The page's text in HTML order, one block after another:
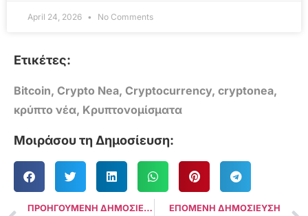
April 24, 2026 No Comments
Ετικέτες:
Bitcoin, Crypto Nea, Cryptocurrency, cryptonea,
κρύπτο νέα, Κρυπτονομίσματα
Μοιράσου τη Δημοσίευση:
ΠΡΟΗΓΟΥΜΕΝΗ ΔΗΜΟΣΙΕΥΣΗ ΕΠΟΜΕΝΗ ΔΗΜΟΣΙΕΥΣΗ